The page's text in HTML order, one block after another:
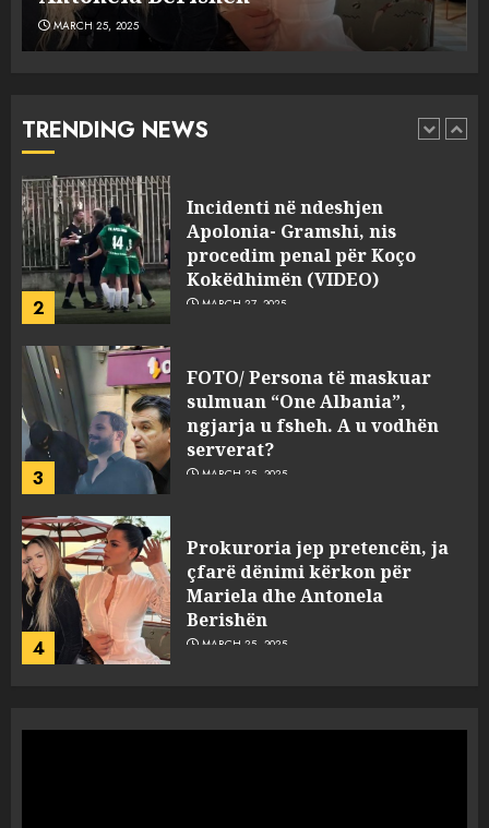
MARCH 25, 2025
TRENDING NEWS
1
Punonjësja e UKT akuzon
pasuri të pajustifikuar
2
Incidenti në ndeshjen
Apolonia- Gramshi, nis
procedim penal për Koço
Kokëdhimën (VIDEO)
MARCH 27, 2025
3
FOTO/ Persona të maskuar
sulmuan “One Albania”,
ngjarja u fsheh. A u vodhën
serverat?
MARCH 25, 2025
4
Prokuroria jep pretencën, ja
çfarë dënimi kërkon për
Mariela dhe Antonela
Berishën
MARCH 25, 2025